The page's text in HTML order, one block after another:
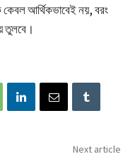
কেবল আর্থিকভাবেই নয়, বরং
তুলবে।
Next article